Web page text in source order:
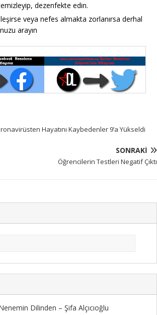
dezenfekte edin.
veya nefes almakta zorlanırsa derhal
arayın
Hayatını Kaybedenler 9’a Yükseldi
SONRAKI
Öğrencilerin Testleri Negatif Çıktı
Dilinden – Şifa Alçıcıoğlu